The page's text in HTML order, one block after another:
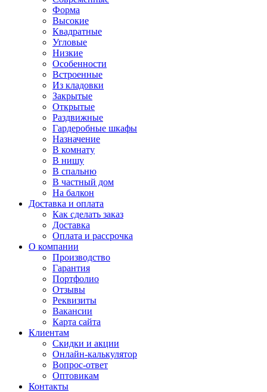
Форма
Высокие
Квадратные
Угловые
Низкие
Особенности
Встроенные
Из кладовки
Закрытые
Открытые
Раздвижные
Гардеробные шкафы
Назначение
В комнату
В нишу
В спальню
В частный дом
На балкон
Доставка и оплата
Как сделать заказ
Доставка
Оплата и рассрочка
О компании
Производство
Гарантия
Портфолио
Отзывы
Реквизиты
Вакансии
Карта сайта
Клиентам
Скидки и акции
Онлайн-калькулятор
Вопрос-ответ
Оптовикам
Контакты